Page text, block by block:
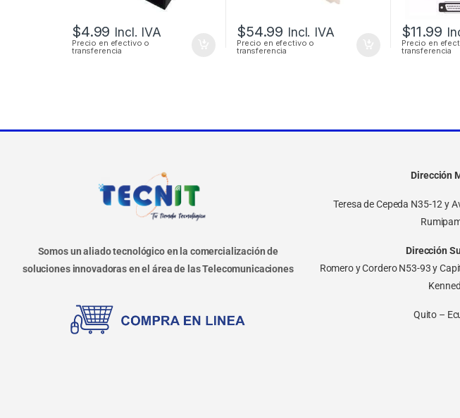
$4.99 Incl. IVA
Precio en efectivo o
transferencia
$54.99 Incl. IVA
Precio en efectivo o
transferencia
$11.99
Precio en
transferencia
Somos un aliado tecnológico en la comercialización de
soluciones innovadoras en el área de las Telecomunicaciones
Dirección
Teresa de Cepeda N35-12 y
Dirección
Romero y Cordero N53-93 y
Quito –